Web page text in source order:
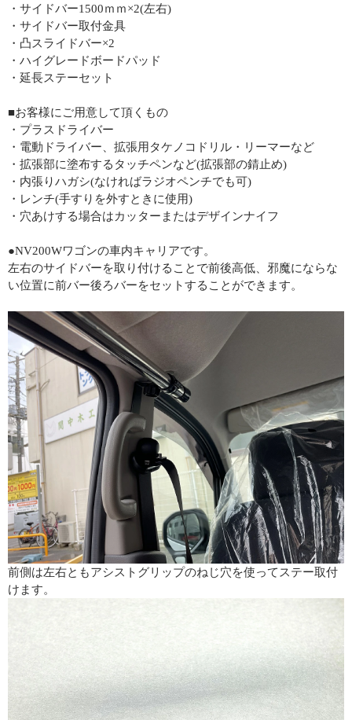
・サイドバー1500ｍｍ×2(左右)
・サイドバー取付金具
・凸スライドバー×2
・ハイグレードボードパッド
・延長ステーセット
■お客様にご用意して頂くもの
・プラスドライバー
・電動ドライバー、拡張用タケノコドリル・リーマーなど
・拡張部に塗布するタッチペンなど(拡張部の錆止め)
・内張りハガシ(なければラジオペンチでも可)
・レンチ(手すりを外すときに使用)
・穴あけする場合はカッターまたはデザインナイフ
●NV200Wワゴンの車内キャリアです。
左右のサイドバーを取り付けることで前後高低、邪魔にならな
い位置に前バー後ろバーをセットすることができます。
前側は左右ともアシストグリップのねじ穴を使ってステー取付
けます。